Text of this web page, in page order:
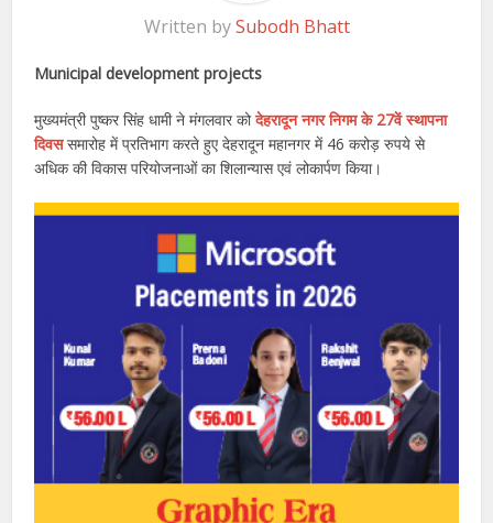
Written bySubodh Bhatt
Municipal development projects
मुख्यमंत्री पुष्कर सिंह धामी ने मंगलवार कोदेहरादून नगर निगम के 27वें स्थापना
दिवससमारोह में प्रतिभाग करते हुए देहरादून महानगर में 46 करोड़ रुपये से
अधिक की विकास परियोजनाओं का शिलान्यास एवं लोकार्पण किया।